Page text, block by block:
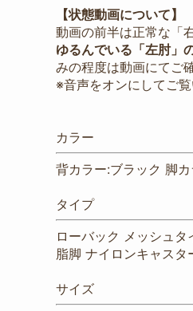
【状態動画について】
動画の前半は正常な「
ゆるんでいる「左肘」
みの程度は動画にてご
※音声をオンにしてご
カラー
背カラー:ブラック 脚
タイプ
ローバック メッシュ
脂脚 ナイロンキャスタ
サイズ